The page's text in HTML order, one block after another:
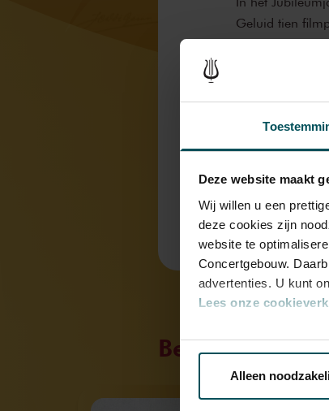
Deze website maakt
Wij willen u een
deze cookies zijn
website te
Concertgebouw.
advertenties. U kunt
Lees onze
Via de
We werken samen
Alleen
Geluid tien
belicht.
Bekijk ook